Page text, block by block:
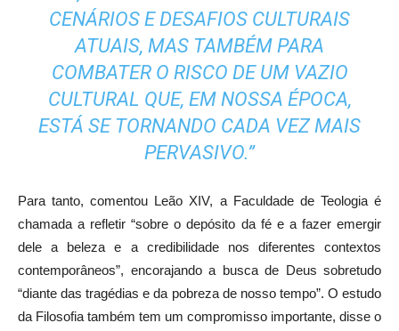
CENÁRIOS E DESAFIOS CULTURAIS
ATUAIS, MAS TAMBÉM PARA
COMBATER O RISCO DE UM VAZIO
CULTURAL QUE, EM NOSSA ÉPOCA,
ESTÁ SE TORNANDO CADA VEZ MAIS
PERVASIVO.”
Para tanto, comentou Leão XIV, a Faculdade de Teologia é
chamada a refletir “sobre o depósito da fé e a fazer emergir
dele a beleza e a credibilidade nos diferentes contextos
contemporâneos”, encorajando a busca de Deus sobretudo
“diante das tragédias e da pobreza de nosso tempo”. O estudo
da Filosofia também tem um compromisso importante, disse o